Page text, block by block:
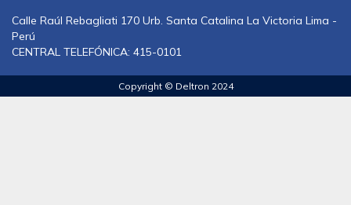
Calle Raúl Rebagliati 170 Urb. Santa Catalina La Victoria Lima -
Perú
CENTRAL TELEFÓNICA: 415-0101
Copyright © Deltron 2024